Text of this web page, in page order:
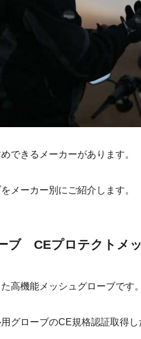
できるメーカーがあります。
メーカー別にご紹介します。
ブ CEプロテクトメ
高機能メッシュグローブです。
グローブのCE規格認証取得し